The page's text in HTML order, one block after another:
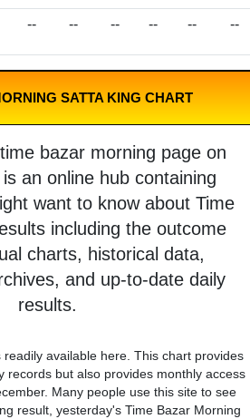
-- -- -- -- -- --
SATTA KING CHART
bazar morning page on
an online hub containing
want to know about Time
including the outcome
charts, historical data,
and up-to-date daily
results.
available here. This chart provides
records but also provides monthly access
Many people use this site to see
result, yesterday's Time Bazar Morning